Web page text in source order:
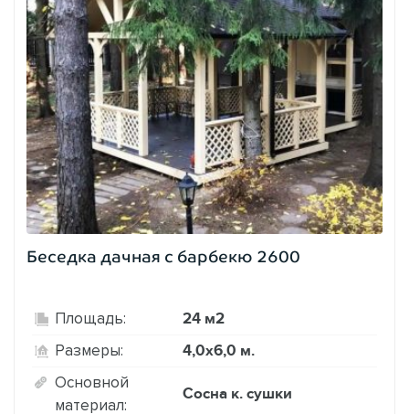
Беседка дачная с барбекю 2600
Площадь: 24 м2
Размеры: 4,0х6,0 м.
Основной
материал:
Сосна к. сушки